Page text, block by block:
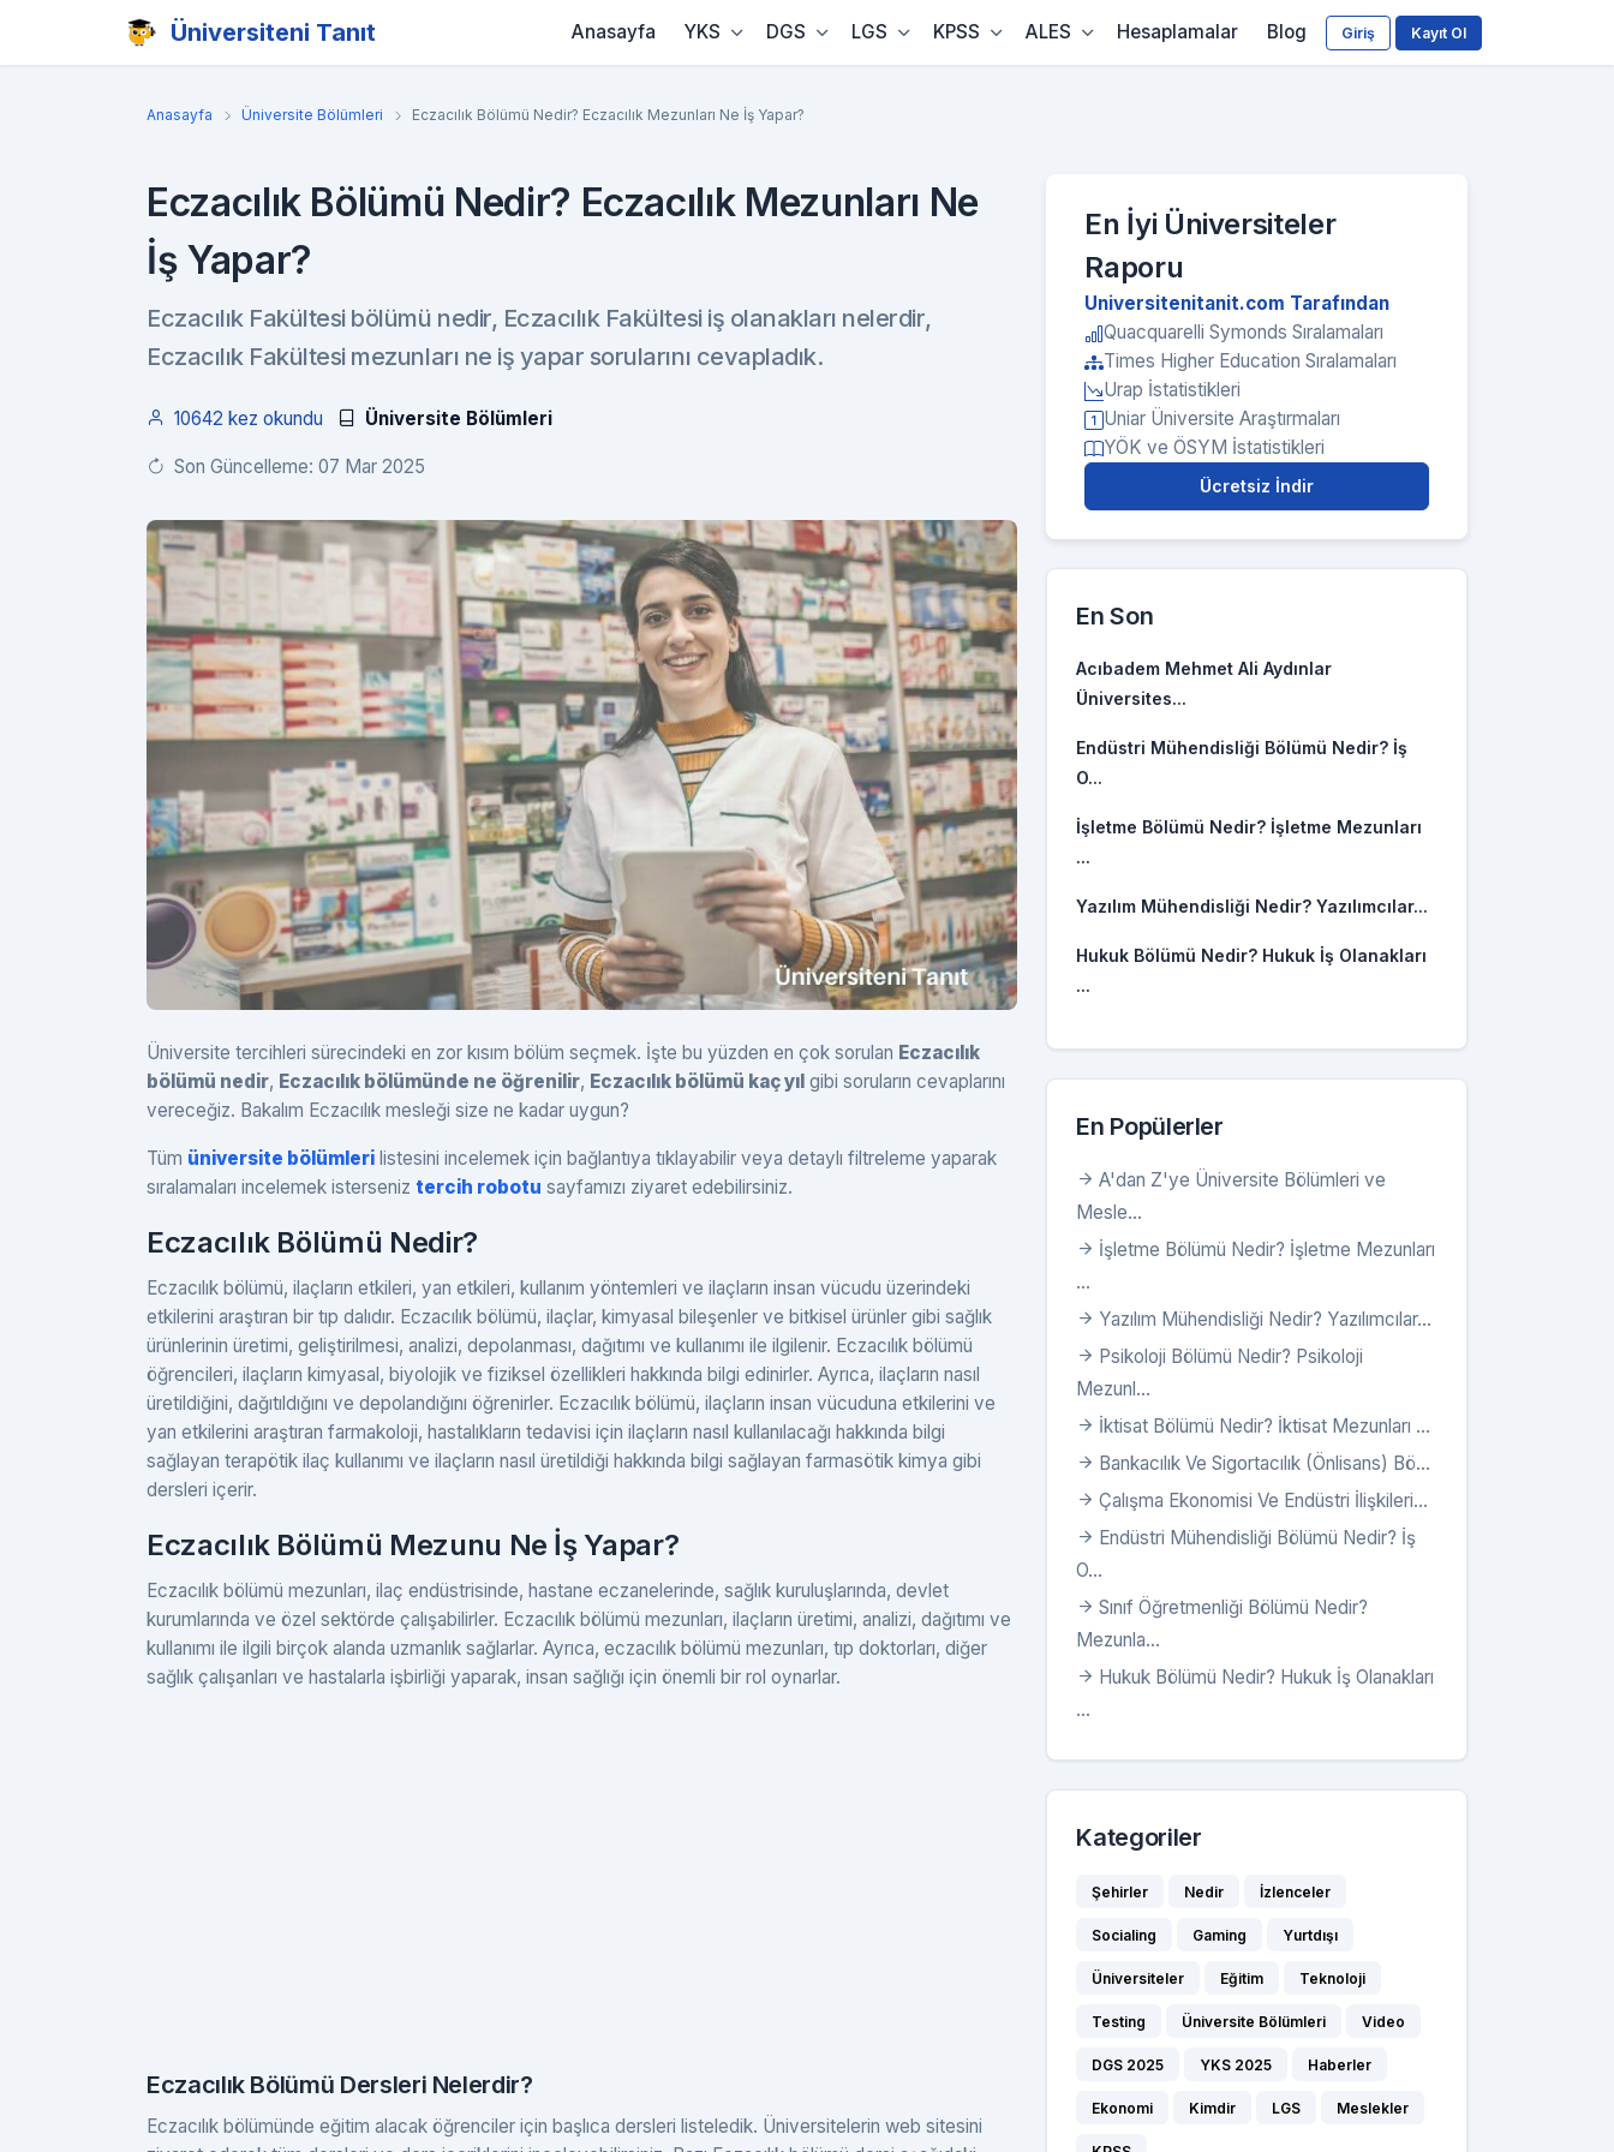
Üniversiteni Tanıt Giriş Kayıt Ol
Anasayfa YKS DGS LGS KPSS ALES Hesaplamalar Blog
Anasayfa Üniversite Bölümleri Eczacılık Bölümü Nedir? Eczacılık Mezunları Ne İş Yapar?
Eczacılık Bölümü Nedir? Eczacılık Mezunları Ne
İş Yapar?
Eczacılık Fakültesi bölümü nedir, Eczacılık Fakültesi iş olanakları nelerdir,
Eczacılık Fakültesi mezunları ne iş yapar sorularını cevapladık.
10642 kez okundu Üniversite Bölümleri
Son Güncelleme: 07 Mar 2025
Üniversite tercihleri sürecindeki en zor kısım bölüm seçmek. İşte bu yüzden en çok sorulan Eczacılık
bölümü nedir, Eczacılık bölümünde ne öğrenilir, Eczacılık bölümü kaç yıl gibi soruların cevaplarını
vereceğiz. Bakalım Eczacılık mesleği size ne kadar uygun?
Tüm üniversite bölümleri listesini incelemek için bağlantıya tıklayabilir veya detaylı filtreleme yaparak
sıralamaları incelemek isterseniz tercih robotu sayfamızı ziyaret edebilirsiniz.
Eczacılık Bölümü Nedir?
Eczacılık bölümü, ilaçların etkileri, yan etkileri, kullanım yöntemleri ve ilaçların insan vücudu üzerindeki
etkilerini araştıran bir tıp dalıdır. Eczacılık bölümü, ilaçlar, kimyasal bileşenler ve bitkisel ürünler gibi sağlık
ürünlerinin üretimi, geliştirilmesi, analizi, depolanması, dağıtımı ve kullanımı ile ilgilenir. Eczacılık bölümü
öğrencileri, ilaçların kimyasal, biyolojik ve fiziksel özellikleri hakkında bilgi edinirler. Ayrıca, ilaçların nasıl
üretildiğini, dağıtıldığını ve depolandığını öğrenirler. Eczacılık bölümü, ilaçların insan vücuduna etkilerini ve
yan etkilerini araştıran farmakoloji, hastalıkların tedavisi için ilaçların nasıl kullanılacağı hakkında bilgi
sağlayan terapötik ilaç kullanımı ve ilaçların nasıl üretildiği hakkında bilgi sağlayan farmasötik kimya gibi
dersleri içerir.
Eczacılık Bölümü Mezunu Ne İş Yapar?
Eczacılık bölümü mezunları, ilaç endüstrisinde, hastane eczanelerinde, sağlık kuruluşlarında, devlet
kurumlarında ve özel sektörde çalışabilirler. Eczacılık bölümü mezunları, ilaçların üretimi, analizi, dağıtımı ve
kullanımı ile ilgili birçok alanda uzmanlık sağlarlar. Ayrıca, eczacılık bölümü mezunları, tıp doktorları, diğer
sağlık çalışanları ve hastalarla işbirliği yaparak, insan sağlığı için önemli bir rol oynarlar.
Eczacılık Bölümü Dersleri Nelerdir?
Eczacılık bölümünde eğitim alacak öğrenciler için başlıca dersleri listeledik. Üniversitelerin web sitesini
En İyi Üniversiteler
Raporu
Universitenitanit.com Tarafından
Quacquarelli Symonds Sıralamaları
Times Higher Education Sıralamaları
Urap İstatistikleri
Uniar Üniversite Araştırmaları
YÖK ve ÖSYM İstatistikleri
Ücretsiz İndir
En Son
Acıbadem Mehmet Ali Aydınlar
Üniversites...
Endüstri Mühendisliği Bölümü Nedir? İş
O...
İşletme Bölümü Nedir? İşletme Mezunları
...
Yazılım Mühendisliği Nedir? Yazılımcılar...
Hukuk Bölümü Nedir? Hukuk İş Olanakları
...
En Popülerler
A'dan Z'ye Üniversite Bölümleri ve
Mesle...
İşletme Bölümü Nedir? İşletme Mezunları
...
Yazılım Mühendisliği Nedir? Yazılımcılar...
Psikoloji Bölümü Nedir? Psikoloji
Mezunl...
İktisat Bölümü Nedir? İktisat Mezunları ...
Bankacılık Ve Sigortacılık (Önlisans) Bö...
Çalışma Ekonomisi Ve Endüstri İlişkileri...
Endüstri Mühendisliği Bölümü Nedir? İş
O...
Sınıf Öğretmenliği Bölümü Nedir?
Mezunla...
Hukuk Bölümü Nedir? Hukuk İş Olanakları
...
Kategoriler
Şehirler Nedir İzlenceler
Socialing Gaming Yurtdışı
Üniversiteler Eğitim Teknoloji
Testing Üniversite Bölümleri Video
DGS 2025 YKS 2025 Haberler
Ekonomi Kimdir LGS Meslekler